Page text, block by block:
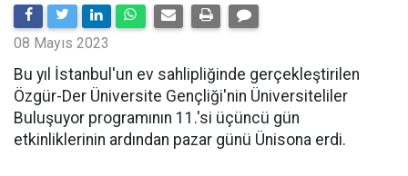
08 Mayıs 2023
Bu yıl İstanbul'un ev sahlipliğinde gerçekleştirilen
Özgür-Der Üniversite Gençliği'nin Üniversiteliler
Buluşuyor programının 11.'si üçüncü gün
etkinliklerinin ardından pazar günü Ünisona erdi.